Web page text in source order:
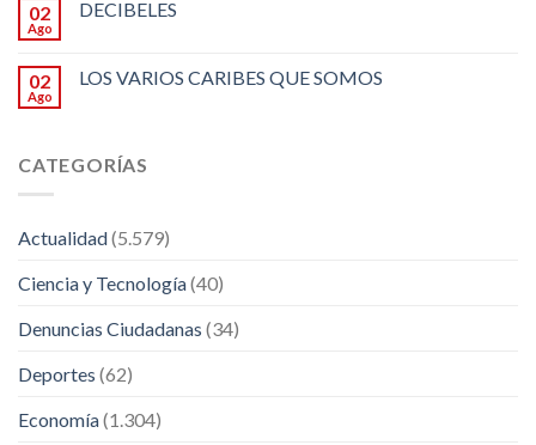
02
Ago
DECIBELES
02
Ago
LOS VARIOS CARIBES QUE SOMOS
CATEGORÍAS
Actualidad(5.579)
Ciencia y Tecnología(40)
Denuncias Ciudadanas (34)
Deportes (62)
Economía(1.304)